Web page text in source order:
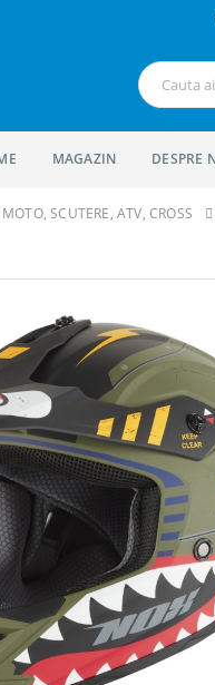
MAGAZIN DESPRE
SCUTERE, ATV, CROSS